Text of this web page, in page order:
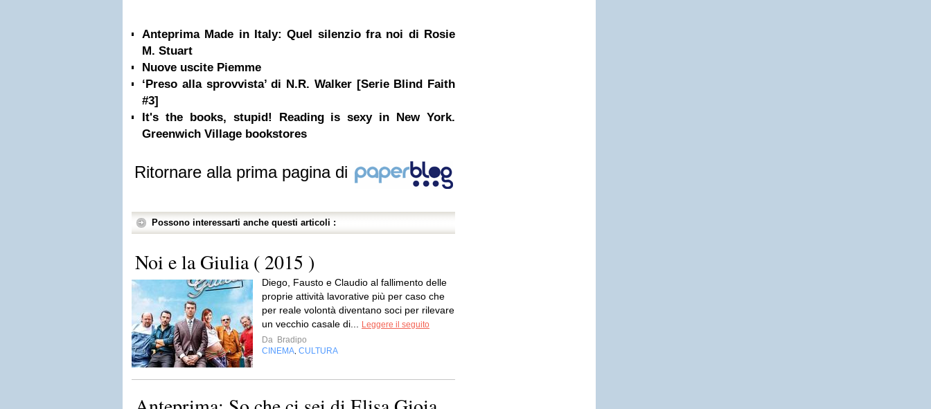
Anteprima Made in Italy: Quel silenzio fra noi di Rosie
M. Stuart
Nuove uscite Piemme
‘Preso alla sprovvista’ di N.R. Walker [Serie Blind Faith
#3]
It's the books, stupid! Reading is sexy in New York.
Greenwich Village bookstores
Ritornare alla prima pagina di
Possono interessarti anche questi articoli :
Noi e la Giulia ( 2015 )
Diego, Fausto e Claudio al fallimento delle
proprie attività lavorative più per caso che
per reale volontà diventano soci per rilevare
un vecchio casale di...
Leggere il seguito
Da Bradipo
CINEMA CULTURA